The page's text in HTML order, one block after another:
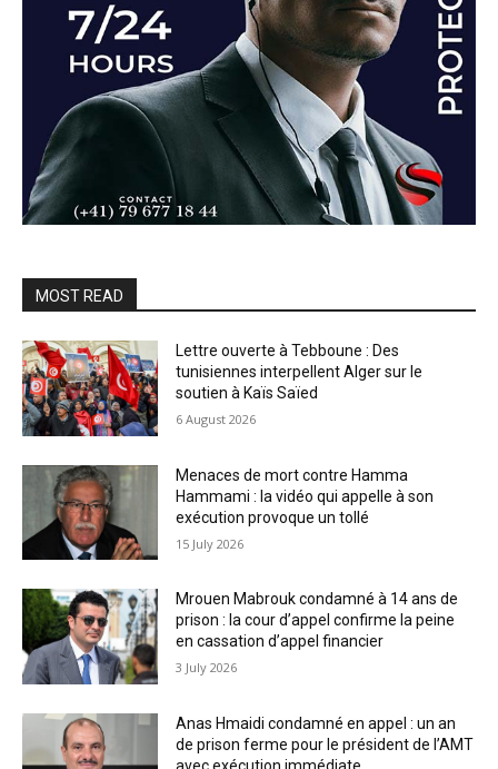
MOST READ
Lettre ouverte à Tebboune : Des
tunisiennes interpellent Alger sur le
soutien à Kaïs Saïed
6 August 2026
Menaces de mort contre Hamma
Hammami : la vidéo qui appelle à son
exécution provoque un tollé
15 July 2026
Mrouen Mabrouk condamné à 14 ans de
prison : la cour d’appel confirme la peine
en cassation d’appel financier
3 July 2026
Anas Hmaidi condamné en appel : un an
de prison ferme pour le président de l’AMT